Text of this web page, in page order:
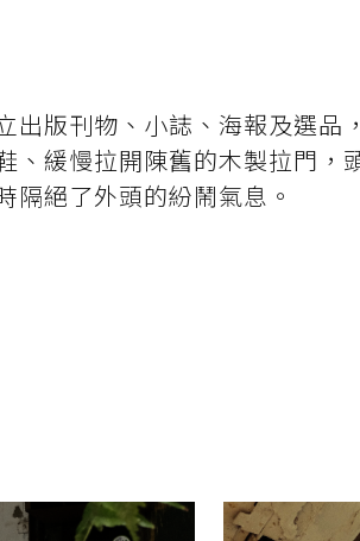
出版刊物、小誌、海報及選品
、緩慢拉開陳舊的木製拉門，
隔絕了外頭的紛鬧氣息。